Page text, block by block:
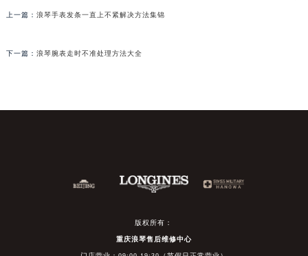
上一篇： 浪琴手表发条一直上不紧解决方法集锦
下一篇： 浪琴腕表走时不准处理方法大全
版权所有：
重庆浪琴售后维修中心